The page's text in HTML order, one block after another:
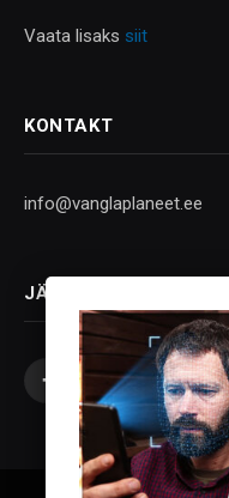
Vaata lisaks siit
KONTAKT
info@vanglaplaneet.ee
JÄLGI
Facebook
X
(Twitter)